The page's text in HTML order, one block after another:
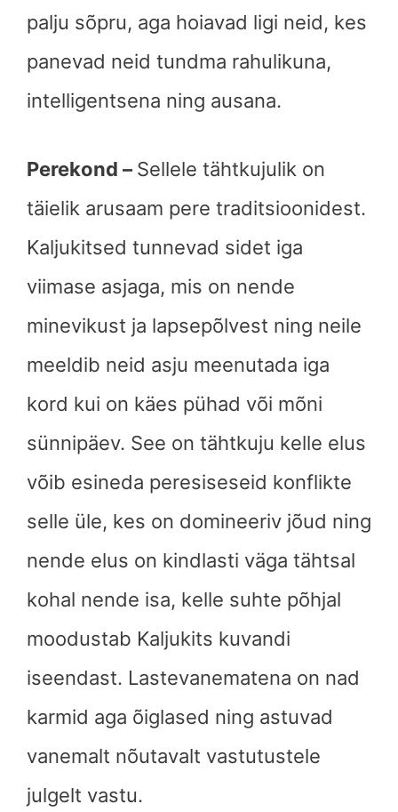
palju sõpru, aga hoiavad ligi neid, kes
panevad neid tundma rahulikuna,
intelligentsena ning ausana.
Perekond – Sellele tähtkujulik on
täielik arusaam pere traditsioonidest.
Kaljukitsed tunnevad sidet iga
viimase asjaga, mis on nende
minevikust ja lapsepõlvest ning neile
meeldib neid asju meenutada iga
kord kui on käes pühad või mõni
sünnipäev. See on tähtkuju kelle elus
võib esineda peresiseseid konflikte
selle üle, kes on domineeriv jõud ning
nende elus on kindlasti väga tähtsal
kohal nende isa, kelle suhte põhjal
moodustab Kaljukits kuvandi
iseendast. Lastevanematena on nad
karmid aga õiglased ning astuvad
vanemalt nõutavalt vastutustele
julgelt vastu.